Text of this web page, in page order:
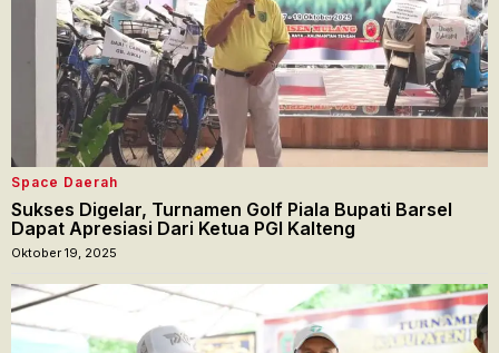
Space Daerah
Sukses Digelar, Turnamen Golf Piala Bupati Barsel
Dapat Apresiasi Dari Ketua PGI Kalteng
Oktober 19, 2025